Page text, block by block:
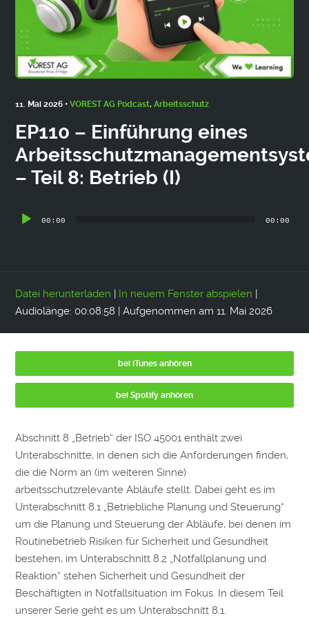
11. Mai 2026 •VOREST AG Podcast,Arbeitsschutz
EP110 – Einführung eines
– Teil 8: Betrieb (I)
Audio-
00:00 00:00
Datei herunterladen | In neuem Fenster abspielen |
Audiolänge: 00:08:58 |Aufgenommen am 11. Mai 2026
bei iTunes anhören
bei Spotify anhören
Abschnitt 8 „Betrieb“ der ISO 45001 enthält zwei
Unterabschnitte, in denen sich die Anforderungen finden,
die die Norm an (im weiteren Sinne)
arbeitsschutzrelevante Abläufe stellt. Dabei geht es im
Unterabschnitt 8.1 „Betriebliche Planung und Steuerung“
um die Planung und Steuerung der Abläufe, bei denen im
Routinebetrieb Risiken für Sicherheit und Gesundheit
bestehen, im Unterabschnitt 8.2 „Notfallplanung und
Reaktion“ stehen Sicherheit und Gesundheit der
Beschäftigten in Notfallsituation im Fokus. In diesem Teil
unserer Serie geht es um Unterabschnitt 8.1.